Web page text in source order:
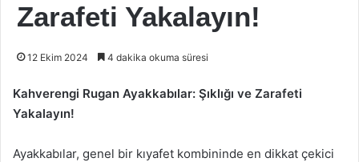
Zarafeti Yakalayın!
12 Ekim 2024 4 dakika okuma süresi
Kahverengi Rugan Ayakkabılar: Şıklığı ve Zarafeti
Yakalayın!
Ayakkabılar, genel bir kıyafet kombininde en dikkat çekici